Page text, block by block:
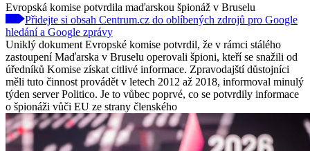
Evropská komise potvrdila maďarskou špionáž v Bruselu
Přidejte si obsah Centrum.cz do oblíbených zdrojů pro Google
hledání a Google zprávy
Uniklý dokument Evropské komise potvrdil, že v rámci stálého
zastoupení Maďarska v Bruselu operovali špioni, kteří se snažili od
úředníků Komise získat citlivé informace. Zpravodajští důstojníci
měli tuto činnost provádět v letech 2012 až 2018, informoval minulý
týden server Politico. Je to vůbec poprvé, co se potvrdily informace
o špionáži vůči EU ze strany členského